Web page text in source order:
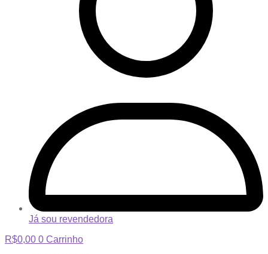
Já sou revendedora
R$0,00 0 Carrinho